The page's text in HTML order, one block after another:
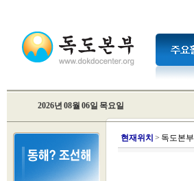
2026년 08월 06일 목요일
현재위치 > 독도본부